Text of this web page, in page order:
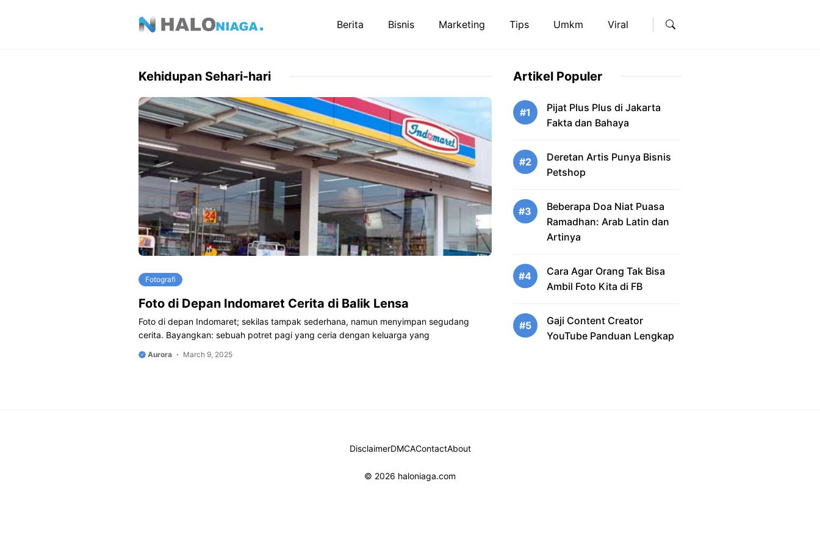
Berita Bisnis Marketing Tips Umkm Viral
Kehidupan Sehari-hari
Fotografi
Foto di Depan Indomaret Cerita di Balik Lensa
Foto di depan Indomaret; sekilas tampak sederhana, namun menyimpan segudang
cerita. Bayangkan: sebuah potret pagi yang ceria dengan keluarga yang
Aurora March 9, 2025
Artikel Populer
#1
Pijat Plus Plus di Jakarta
Fakta dan Bahaya
#2
Deretan Artis Punya Bisnis
Petshop
#3
Beberapa Doa Niat Puasa
Ramadhan: Arab Latin dan
Artinya
#4
Cara Agar Orang Tak Bisa
Ambil Foto Kita di FB
#5
Gaji Content Creator
YouTube Panduan Lengkap
DisclaimerDMCAContactAbout
© 2026 haloniaga.com